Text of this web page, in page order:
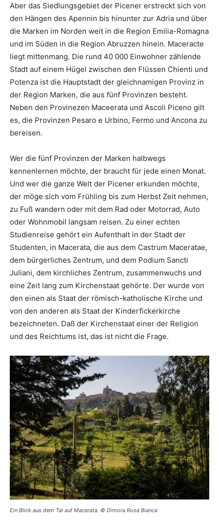
Aber das Siedlungsgebiet der Picener erstreckt sich von
den Hängen des Apennin bis hinunter zur Adria und über
die Marken im Norden weit in die Region Emilia-Romagna
und im Süden in die Region Abruzzen hinein. Maceracte
liegt mittenmang. Die rund 40 000 Einwohner zählende
Stadt auf einem Hügel zwischen den Flüssen Chienti und
Potenza ist die Hauptstadt der gleichnamigen Provinz in
der Region Marken, die aus fünf Provinzen besteht.
Neben den Provinezen Maceerata und Ascoli Piceno gilt
es, die Provinzen Pesaro e Urbino, Fermo und Ancona zu
bereisen.
Wer die fünf Provinzen der Marken halbwegs
kennenlernen möchte, der braucht für jede einen Monat.
Und wer die ganze Welt der Picener erkunden möchte,
der möge sich vom Frühling bis zum Herbst Zeit nehmen,
zu Fuß wandern oder mit dem Rad oder Motorrad, Auto
oder Wohnmobil langsam reisen. Zu einer echten
Studienreise gehört ein Aufenthalt in der Stadt der
Studenten, in Macerata, die aus dem Castrum Maceratae,
dem bürgerliches Zentrum, und dem Podium Sancti
Juliani, dem kirchliches Zentrum, zusammenwuchs und
eine Zeit lang zum Kirchenstaat gehörte. Der wurde von
den einen als Staat der römisch-katholische Kirche und
von den anderen als Staat der Kinderfickerkirche
bezeichneten. Daß der Kirchenstaat einer der Religion
und des Reichtums ist, das ist nicht die Frage.
Ein Blick aus dem Tal auf Macerata. © Dimora Rosa Bianca